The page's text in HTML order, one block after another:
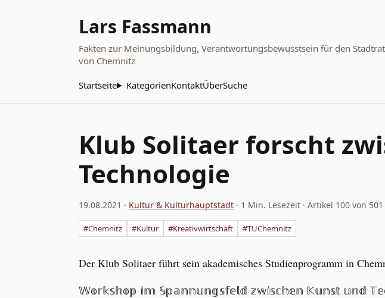
Lars Fassmann
Fakten zur Meinungsbildung, Verantwortungsbewusstsein für den
von Chemnitz
Startseite KategorienKontaktÜberSuche
Klub Solitaer forscht
Technologie
19.08.2021 · Kultur & Kulturhauptstadt · 1 Min. Lesezeit · Artikel 100 von 501
#Chemnitz #Kultur #Kreativwirtschaft #TUChemnitz
Der Klub Solitaer führt sein akademisches Studienprogramm in
𝕎𝕠𝕣𝕜𝕤𝕙𝕠𝕡 𝕚𝕞 𝕊𝕡𝕒𝕟𝕟𝕦𝕟𝕘𝕤𝕗𝕖𝕝𝕕 𝕫𝕨𝕚𝕤𝕔𝕙𝕖𝕟 𝕂𝕦𝕟𝕤𝕥 𝕦𝕟𝕕